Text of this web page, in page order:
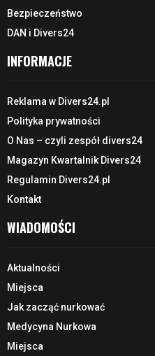
Bezpieczeństwo
DAN i Divers24
INFORMACJE
Reklama w Divers24.pl
Polityka prywatności
O Nas – czyli zespół divers24
Magazyn Kwartalnik Divers24
Regulamin Divers24.pl
Kontakt
WIADOMOŚCI
Aktualności
Miejsca
Jak zacząć nurkować
Medycyna Nurkowa
Miejsca